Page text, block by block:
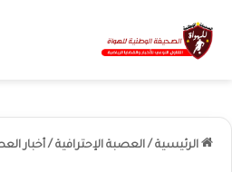
الرئيسية / العصبة الإحترافية / أخبار